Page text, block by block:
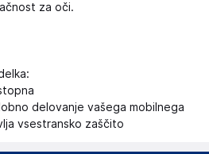
za oči.
delovanje vašega mobilnega
vsestransko zaščito